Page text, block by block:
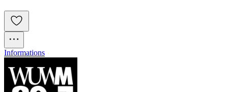
Informations